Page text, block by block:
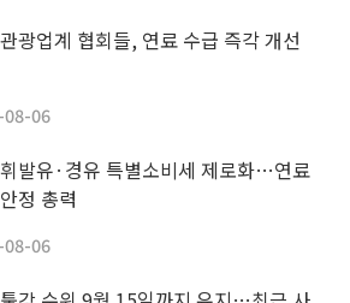
광업계 협회들, 연료 수급 즉각 개선
08-06
발유·경유 특별소비세 제로화…연료
정 총력
08-06